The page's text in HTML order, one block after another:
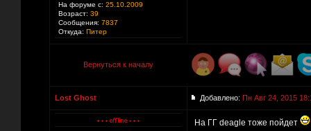
На форуме с: 25.10.2009
Возраст: 39
Сообщения: 7837
Откуда: Питер
Вернуться к началу
Lost Ghost Добавлено: Пн Авг 24, 2015
На ГГ deagle тоже пойдет